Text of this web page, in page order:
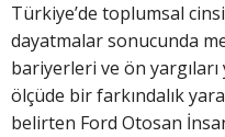
Türkiye’de toplumsal
dayatmalar sonucunda
bariyerleri ve ön
ölçüde bir farkındalık
belirten Ford Otosan